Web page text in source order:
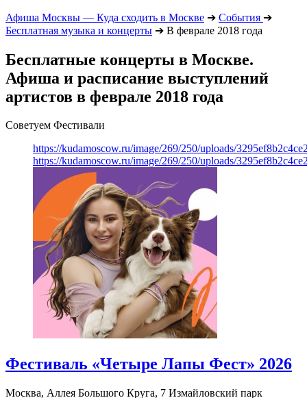
Афиша Москвы — Куда сходить в Москве ➔ События ➔
Бесплатная музыка и концерты ➔ В феврале 2018 года
Бесплатные концерты в Москве.
Афиша и расписание выступлений
артистов в феврале 2018 года
Советуем Фестивали
https://kudamoscow.ru/image/269/250/uploads/
https://kudamoscow.ru/image/269/250/uploads/
Фестиваль «Четыре Лапы Фест» 2026
Москва, Аллея Большого Круга, 7 Измайловский парк